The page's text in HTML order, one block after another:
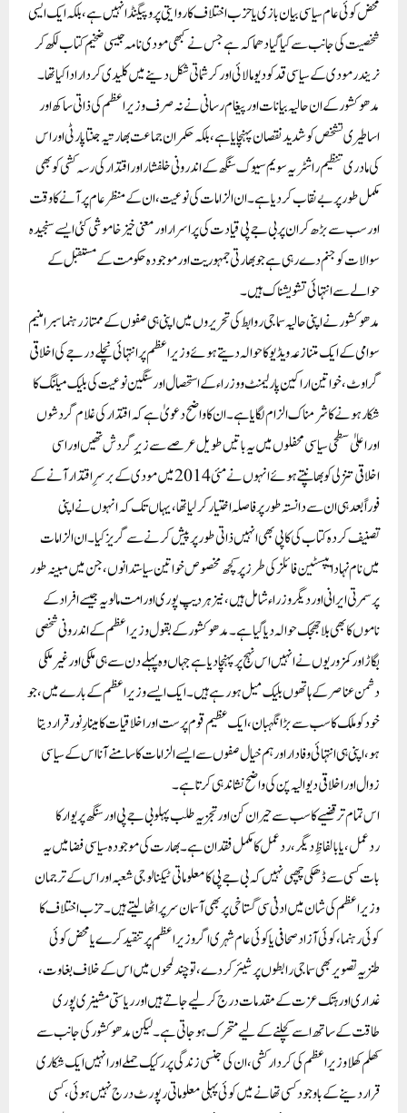
محض کوئی عام سیاسی بیان بازی یا حزب اختلاف کا روایتی پروپیگنڈا نہیں ہے، بلکہ ایک ایسی
شخصیت کی جانب سے کیا گیا دھماکہ ہے جس نے کبھی مودی نامہ جیسی ضخیم کتاب لکھ کر
نریندر مودی کے سیاسی قد کو دیومالائی اور کرشماتی شکل دینے میں کلیدی کردار ادا کیا تھا۔
مدھو کشور کے ان حالیہ بیانات اور پیغام رسانی نے نہ صرف وزیر اعظم کی ذاتی ساکھ اور
اساطیری تشخص کو شدید نقصان پہنچایا ہے، بلکہ حکمران جماعت بھارتیہ جنتا پارٹی اور اس
کی مادری تنظیم راشٹریہ سویم سیوک سنگھ کے اندرونی خلفشار اور اقتدار کی رسہ کشی کو بھی
مکمل طور پر بے نقاب کر دیا ہے۔ ان الزامات کی نوعیت، ان کے منظر عام پر آنے کا وقت
اور سب سے بڑھ کر ان پر بی جے پی قیادت کی پراسرار اور معنی خیز خاموشی کئی ایسے سنجیدہ
سوالات کو جنم دے رہی ہے جو بھارتی جمہوریت اور موجودہ حکومت کے مستقبل کے
حوالے سے انتہائی تشویشناک ہیں۔
مدھو کشور نے اپنی حالیہ سماجی روابط کی تحریروں میں اپنی ہی صفوں کے ممتاز رہنما سبرامنیم
سوامی کے ایک متنازعہ ویڈیو کا حوالہ دیتے ہوئے وزیر اعظم پر انتہائی نچلے درجے کی اخلاقی
گراوٹ، خواتین اراکین پارلیمنٹ و وزراء کے استحصال اور سنگین نوعیت کی بلیک میلنگ کا
شکار ہونے کا شرمناک الزام لگایا ہے۔ ان کا واضح دعویٰ ہے کہ اقتدار کی غلام گردشوں
اور اعلیٰ سطحی سیاسی محفلوں میں یہ باتیں طویل عرصے سے زیرِ گردش تھیں اور اسی
اخلاقی تنزلی کو بھانپتے ہوئے انہوں نے مئی 2014 میں مودی کے برسرِ اقتدار آنے کے
فوراً بعد ہی ان سے دانستہ طور پر فاصلہ اختیار کر لیا تھا، یہاں تک کہ انہوں نے اپنی
تصنیف کردہ کتاب کی کاپی بھی انہیں ذاتی طور پر پیش کرنے سے گریز کیا۔ ان الزامات
میں نام نہاد ایپسٹین فائلز کی طرز پر کچھ مخصوص خواتین سیاستدانوں، جن میں مبینہ طور
پر سمرتی ایرانی اور دیگر وزراء شامل ہیں، نیز ہردیپ پوری اور امت مالویہ جیسے افراد کے
ناموں کا بھی بلا جھجک حوالہ دیا گیا ہے۔ مدھو کشور کے بقول وزیر اعظم کے اندرونی شخصی
بگاڑ اور کمزوریوں نے انہیں اس نہج پر پہنچا دیا ہے جہاں وہ پہلے دن سے ہی ملکی اور غیر ملکی
دشمن عناصر کے ہاتھوں بلیک میل ہو رہے ہیں۔ ایک ایسے وزیر اعظم کے بارے میں، جو
خود کو ملک کا سب سے بڑا نگہبان، ایک عظیم قوم پرست اور اخلاقیات کا مینارِ نور قرار دیتا
ہو، اپنی ہی انتہائی وفادار اور ہم خیال صفوں سے ایسے الزامات کا سامنے آنا اس کے سیاسی
زوال اور اخلاقی دیوالیہ پن کی واضح نشاندہی کرتا ہے۔
اس تمام تر قضیے کا سب سے حیران کن اور تجزیہ طلب پہلو بی جے پی اور سنگھ پریوار کا
ردعمل، یا بالفاظِ دیگر، ردعمل کا مکمل فقدان ہے۔ بھارت کی موجودہ سیاسی فضا میں یہ
بات کسی سے ڈھکی چھپی نہیں کہ بی جے پی کا معلوماتی ٹیکنالوجی شعبہ اور اس کے ترجمان
وزیر اعظم کی شان میں ادنیٰ سی گستاخی پر بھی آسمان سر پر اٹھا لیتے ہیں۔ حزب اختلاف کا
کوئی رہنما، کوئی آزاد صحافی یا کوئی عام شہری اگر وزیر اعظم پر تنقید کرے یا محض کوئی
طنزیہ تصویر بھی سماجی رابطوں پر شیئر کر دے، تو چند لمحوں میں اس کے خلاف بغاوت،
غداری اور ہتک عزت کے مقدمات درج کر لیے جاتے ہیں اور ریاستی مشینری پوری
طاقت کے ساتھ اسے کچلنے کے لیے متحرک ہو جاتی ہے۔ لیکن مدھو کشور کی جانب سے
کھلم کھلا وزیر اعظم کی کردار کشی، ان کی جنسی زندگی پر رکیک حملے اور انہیں ایک شکاری
قرار دینے کے باوجود کسی تھانے میں کوئی پہلی معلوماتی رپورٹ درج نہیں ہوئی، کسی